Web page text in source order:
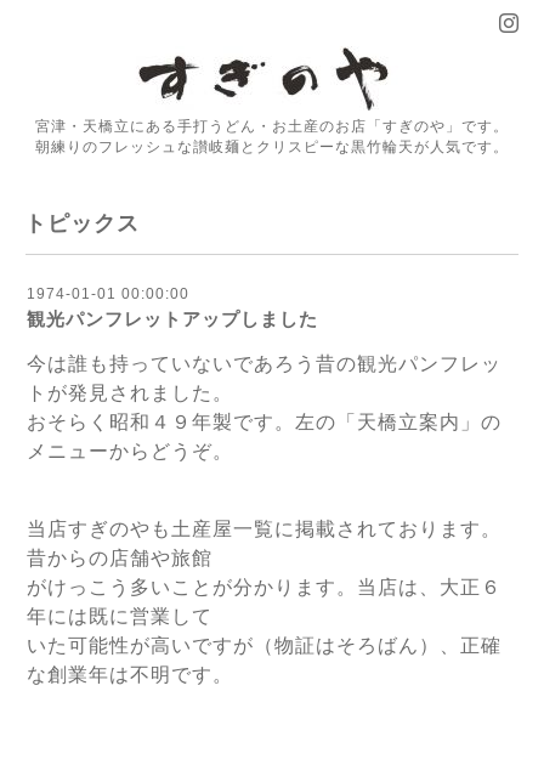
宮津・天橋立にある手打うどん・お土産のお店「すぎのや」です。
朝練りのフレッシュな讃岐麺とクリスピーな黒竹輪天が人気です。
トピックス
1974-01-01 00:00:00
観光パンフレットアップしました
今は誰も持っていないであろう昔の観光パンフレッ
トが発見されました。
おそらく昭和４９年製です。左の「天橋立案内」の
メニューからどうぞ。
当店すぎのやも土産屋一覧に掲載されております。
昔からの店舗や旅館
がけっこう多いことが分かります。当店は、大正６
年には既に営業して
いた可能性が高いですが（物証はそろばん）、正確
な創業年は不明です。